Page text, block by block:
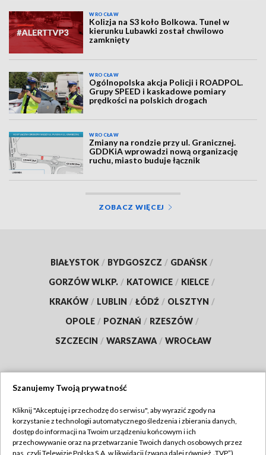
WROCŁAW
Kolizja na S3 koło Bolkowa. Tunel w
kierunku Lubawki został chwilowo
zamknięty
WROCŁAW
Ogólnopolska akcja Policji i ROADPOL.
Grupy SPEED i kaskadowe pomiary
prędkości na polskich drogach
WROCŁAW
Zmiany na rondzie przy ul. Granicznej.
GDDKiA wprowadzi nową organizację
ruchu, miasto buduje łącznik
ZOBACZ WIĘCEJ
BIAŁYSTOK / BYDGOSZCZ / GDAŃSK /
GORZÓW WLKP. / KATOWICE / KIELCE /
KRAKÓW / LUBLIN / ŁÓDŹ / OLSZTYN /
OPOLE / POZNAŃ / RZESZÓW /
SZCZECIN / WARSZAWA / WROCŁAW
TVP
Abonament TVP
Regulamin TVP
Szanujemy Twoją prywatność
Kliknij "Akceptuję i przechodzę do serwisu", aby wyrazić zgody na
korzystanie z technologii automatycznego śledzenia i zbierania danych,
dostęp do informacji na Twoim urządzeniu końcowym i ich
przechowywanie oraz na przetwarzanie Twoich danych osobowych przez
nas, czyli Telewizję Polską S.A. w likwidacji (zwaną dalej również „TVP”),